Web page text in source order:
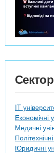
IT
Економічні
Медичні
Юридичні